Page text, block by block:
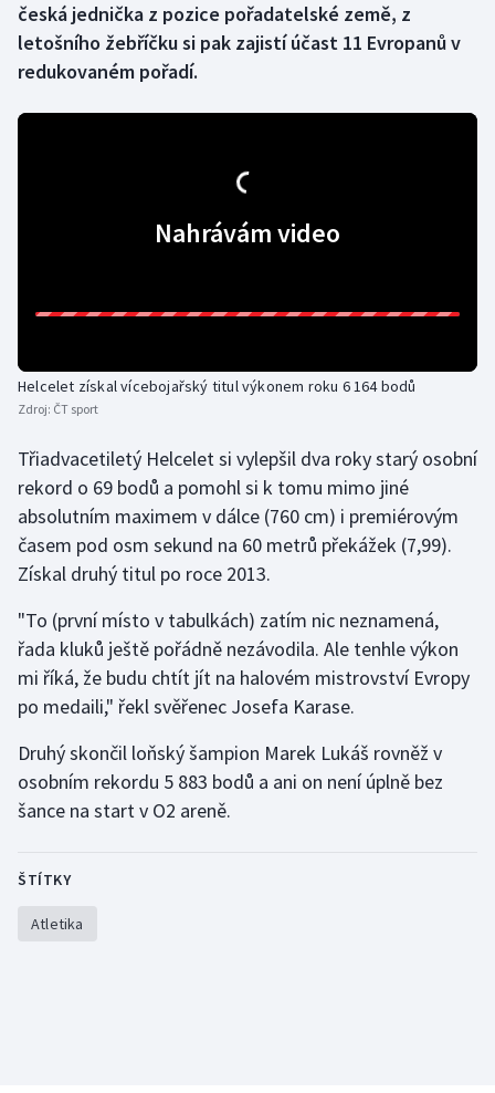
Florbal
Futsal
Krasobruslení
Lezení
Lyže a snowboard
Moderní pětiboj
Motorsport
Olympijské hry
Parasport
Plavání
Ragby
Rychlobruslení
česká jednička z pozice pořadatelské země, z
letošního žebříčku si pak zajistí účast 11 Evropanů v
redukovaném pořadí.
Nahrávám video
Helcelet získal vícebojařský titul výkonem roku 6 164 bodů
Zdroj: ČT sport
Třiadvacetiletý Helcelet si vylepšil dva roky starý osobní
rekord o 69 bodů a pomohl si k tomu mimo jiné
absolutním maximem v dálce (760 cm) i premiérovým
časem pod osm sekund na 60 metrů překážek (7,99).
Získal druhý titul po roce 2013.
"To (první místo v tabulkách) zatím nic neznamená,
řada kluků ještě pořádně nezávodila. Ale tenhle výkon
mi říká, že budu chtít jít na halovém mistrovství Evropy
po medaili," řekl svěřenec Josefa Karase.
Druhý skončil loňský šampion Marek Lukáš rovněž v
osobním rekordu 5 883 bodů a ani on není úplně bez
šance na start v O2 areně.
ŠTÍTKY
Atletika